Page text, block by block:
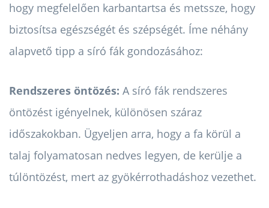
hogy megfelelően karbantartsa és metssze, hogy
biztosítsa egészségét és szépségét. Íme néhány
alapvető tipp a síró fák gondozásához:
Rendszeres öntözés: A síró fák rendszeres
öntözést igényelnek, különösen száraz
időszakokban. Ügyeljen arra, hogy a fa körül a
talaj folyamatosan nedves legyen, de kerülje a
túlöntözést, mert az gyökérrothadáshoz vezethet.